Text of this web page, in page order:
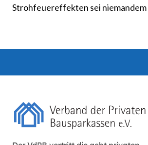
Strohfeuereffekten sei